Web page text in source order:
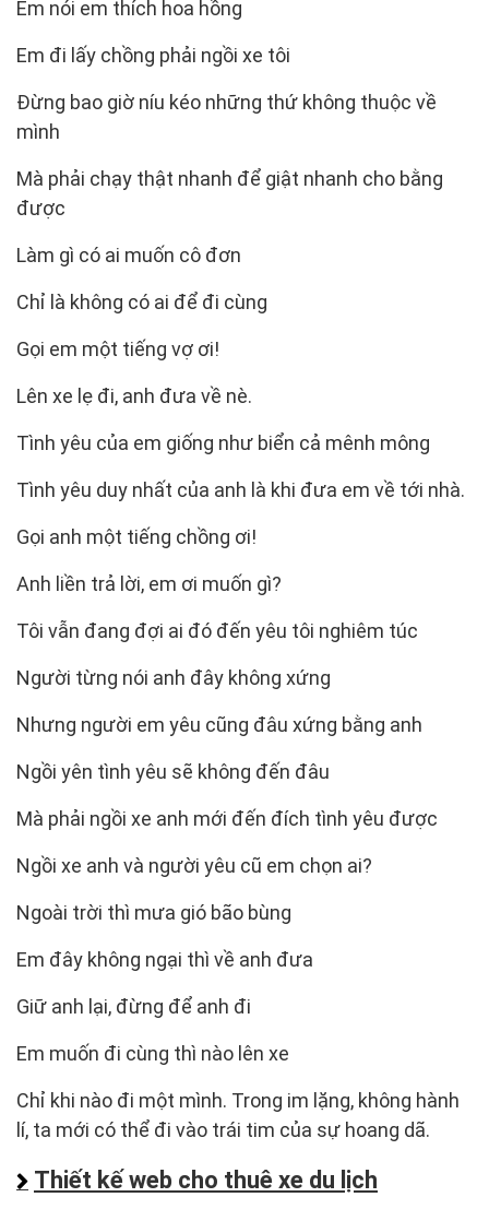
Em nói em thích hoa hồng
Em đi lấy chồng phải ngồi xe tôi
Đừng bao giờ níu kéo những thứ không thuộc về
mình
Mà phải chạy thật nhanh để giật nhanh cho bằng
được
Làm gì có ai muốn cô đơn
Chỉ là không có ai để đi cùng
Gọi em một tiếng vợ ơi!
Lên xe lẹ đi, anh đưa về nè.
Tình yêu của em giống như biển cả mênh mông
Tình yêu duy nhất của anh là khi đưa em về tới nhà.
Gọi anh một tiếng chồng ơi!
Anh liền trả lời, em ơi muốn gì?
Tôi vẫn đang đợi ai đó đến yêu tôi nghiêm túc
Người từng nói anh đây không xứng
Nhưng người em yêu cũng đâu xứng bằng anh
Ngồi yên tình yêu sẽ không đến đâu
Mà phải ngồi xe anh mới đến đích tình yêu được
Ngồi xe anh và người yêu cũ em chọn ai?
Ngoài trời thì mưa gió bão bùng
Em đây không ngại thì về anh đưa
Giữ anh lại, đừng để anh đi
Em muốn đi cùng thì nào lên xe
Chỉ khi nào đi một mình. Trong im lặng, không hành
lí, ta mới có thể đi vào trái tim của sự hoang dã.
Thiết kế web cho thuê xe du lịch